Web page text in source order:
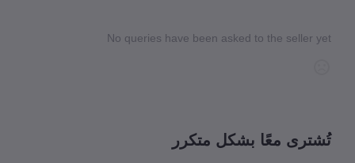
No queries have been asked to the seller
معًا بشكل متكرر